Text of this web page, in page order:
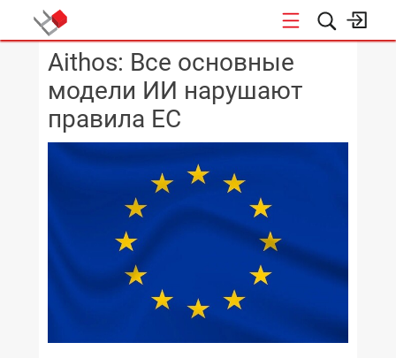
КОНФЕРЕНЦИИ
Aithos: Все основные
модели ИИ нарушают
правила ЕС